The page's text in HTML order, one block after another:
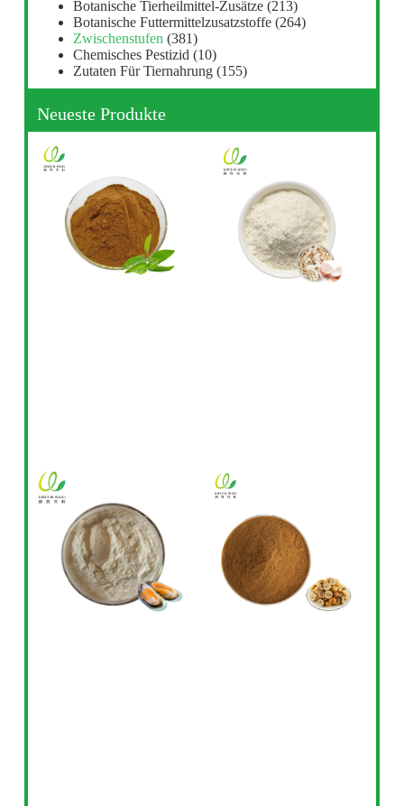
Botanische Tierheilmittel-Zusätze (213)
Botanische Futtermittelzusatzstoffe (264)
Zwischenstufen (381)
Chemisches Pestizid (10)
Zutaten Für Tiernahrung (155)
Neueste Produkte